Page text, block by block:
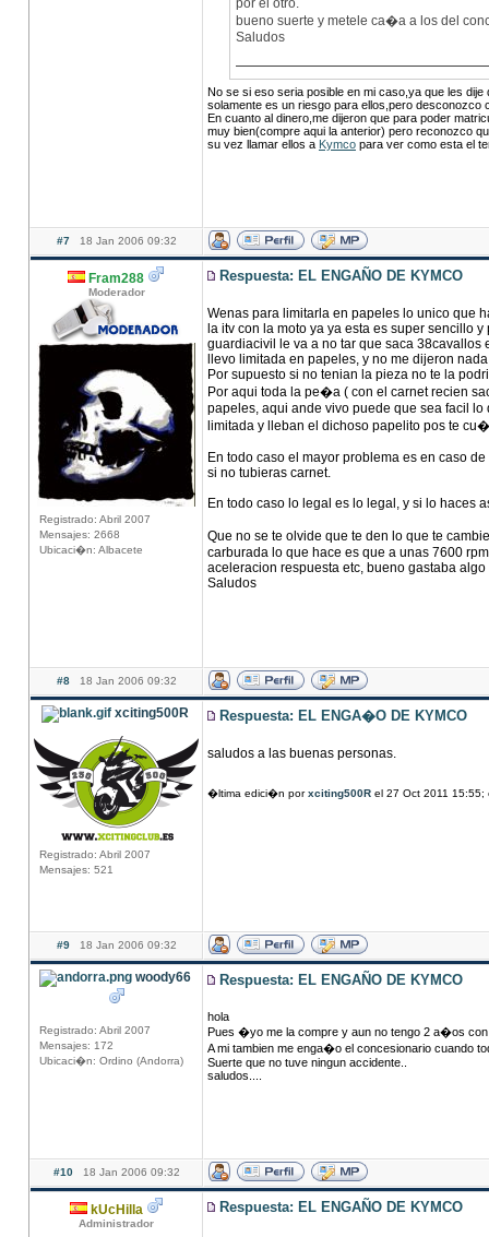
por el otro.
bueno suerte y metele ca�a a los del
Saludos
No se si eso seria posible en mi caso,ya que les
solamente es un riesgo para ellos,pero desconozco
En cuanto al dinero,me dijeron que para poder
muy bien(compre aqui la anterior) pero reconozco
su vez llamar ellos a Kymco para ver como esta el
#7 18 Jan 2006 09:32
Fram288
Moderador
Registrado: Abril 2007
Mensajes: 2668
Ubicaci�n: Albacete
Respuesta: EL ENGAÑO DE KYMCO
Wenas para limitarla en papeles lo unico que
la itv con la moto ya ya esta es super sencillo
guardiacivil le va a no tar que saca 38cavallos
llevo limitada en papeles, y no me dijeron
Por supuesto si no tenian la pieza no te la
Por aqui toda la pe�a ( con el carnet recien
papeles, aqui ande vivo puede que sea facil
limitada y lleban el dichoso papelito pos te
En todo caso el mayor problema es en caso
si no tubieras carnet.
En todo caso lo legal es lo legal, y si lo haces
Que no se te olvide que te den lo que te
carburada lo que hace es que a unas 7600
aceleracion respuesta etc, bueno gastaba
Saludos
#8 18 Jan 2006 09:32
xciting500R
Registrado: Abril 2007
Mensajes: 521
Respuesta: EL ENGA�O DE KYMCO
saludos a las buenas personas.
�ltima edici�n porxciting500R el 27 Oct 2011
#9 18 Jan 2006 09:32
woody66
Registrado: Abril 2007
Mensajes: 172
Ubicaci�n: Ordino (Andorra)
Respuesta: EL ENGAÑO DE KYMCO
hola
Pues �yo me la compre y aun no tengo 2 a�os
A mi tambien me enga�o el concesionario cuando
Suerte que no tuve ningun accidente..
saludos....
#10 18 Jan 2006 09:32
kUcHilla
Administrador
Respuesta: EL ENGAÑO DE KYMCO